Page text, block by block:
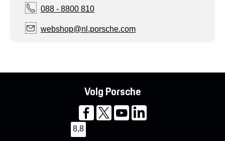
088 - 8800 810
webshop@nl.porsche.com
Volg Porsche
8,8